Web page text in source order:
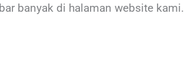
banyak di halaman website kami.